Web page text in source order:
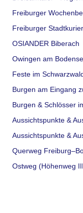
Freiburger
Freiburger Stadtkurier
OSIANDER Biberach
Owingen am
Feste im
Burgen am Eingang
Burgen & Schlösser
Aussichtspunkte &
Aussichtspunkte &
Querweg
Ostweg (Höhenweg